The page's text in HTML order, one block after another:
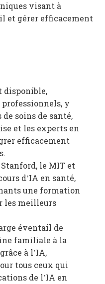
visant à
et gérer efficacement
disponible,
y
soins de santé,
et les experts en
efficacement
le MIT et
d’IA en santé,
une formation
les meilleurs
éventail de
familiale à la
à l’IA,
tous ceux qui
de l’IA en